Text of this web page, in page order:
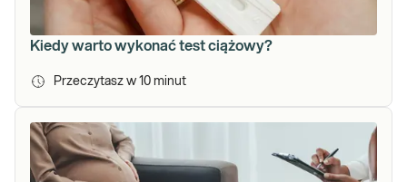
Kiedy warto wykonać test ciążowy?
Przeczytasz w 10 minut